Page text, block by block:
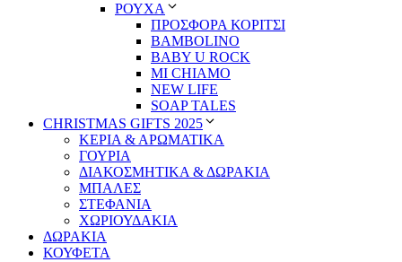
ΡΟΥΧΑ
ΠΡΟΣΦΟΡΑ ΚΟΡΙΤΣΙ
BAMBOLINO
BABY U ROCK
MI CHIAMO
NEW LIFE
SOAP TALES
CHRISTMAS GIFTS 2025
ΚΕΡΙΑ & ΑΡΩΜΑΤΙΚΑ
ΓΟΥΡΙΑ
ΔΙΑΚΟΣΜΗΤΙΚΑ & ΔΩΡΑΚΙΑ
ΜΠΑΛΕΣ
ΣΤΕΦΑΝΙΑ
ΧΩΡΙΟΥΔΑΚΙΑ
ΔΩΡΑΚΙΑ
ΚΟΥΦΕΤΑ